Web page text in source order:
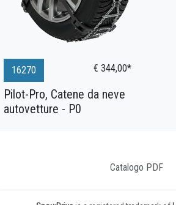
16270 € 344,00*
Pilot-Pro, Catene da neve
autovetture - P0
Catalogo PDF